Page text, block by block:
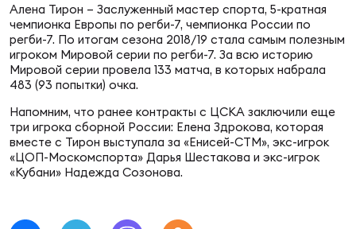
Алена Тирон – Заслуженный мастер спорта, 5-кратная
чемпионка Европы по регби-7, чемпионка России по
регби-7. По итогам сезона 2018/19 стала самым полезным
игроком Мировой серии по регби-7. За всю историю
Мировой серии провела 133 матча, в которых набрала
483 (93 попытки) очка.
Напомним, что ранее контракты с ЦСКА заключили еще
три игрока сборной России: Елена Здрокова, которая
вместе с Тирон выступала за «Енисей-СТМ», экс-игрок
«ЦОП-Москомспорта» Дарья Шестакова и экс-игрок
«Кубани» Надежда Созонова.